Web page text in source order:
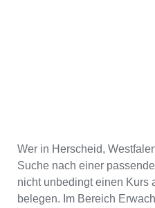
Wer in Herscheid,
Suche nach einer
nicht unbedingt einen Kurs
belegen. Im Bereich